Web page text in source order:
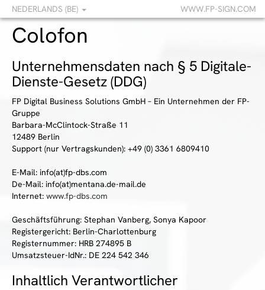
NEDERLANDS (BE) WWW.FP-SIGN.COM
Colofon
Unternehmensdaten nach § 5 Digitale-
Dienste-Gesetz (DDG)
FP Digital Business Solutions GmbH – Ein Unternehmen der FP-
Gruppe
Barbara-McClintock-Straße 11
12489 Berlin
Support (nur Vertragskunden): +49 (0) 3361 6809410
E-Mail: info(at)fp-dbs.com
De-Mail: info(at)mentana.de-mail.de
Internet: www.fp-dbs.com
Geschäftsführung: Stephan Vanberg, Sonya Kapoor
Registergericht: Berlin-Charlottenburg
Registernummer: HRB 274895 B
Umsatzsteuer-IdNr.: DE 224 542 346
Inhaltlich Verantwortlicher